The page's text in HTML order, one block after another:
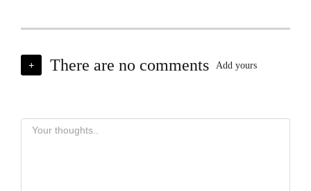
+ There are no comments Add yours